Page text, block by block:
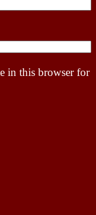
in this browser for